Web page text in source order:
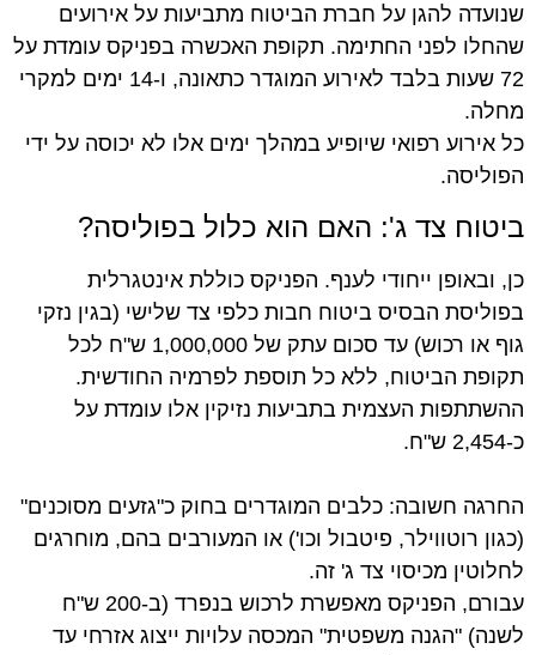
שנועדה להגן על חברת הביטוח מתביעות על אירועים
שהחלו לפני החתימה. תקופת האכשרה בפניקס עומדת על
72 שעות בלבד לאירוע המוגדר כתאונה, ו-14 ימים למקרי
מחלה.
כל אירוע רפואי שיופיע במהלך ימים אלו לא יכוסה על ידי
הפוליסה.
ביטוח צד ג': האם הוא כלול בפוליסה?
כן, ובאופן ייחודי לענף. הפניקס כוללת אינטגרלית
בפוליסת הבסיס ביטוח חבות כלפי צד שלישי (בגין נזקי
גוף או רכוש) עד סכום עתק של 1,000,000 ש"ח לכל
תקופת הביטוח, ללא כל תוספת לפרמיה החודשית.
ההשתתפות העצמית בתביעות נזיקין אלו עומדת על
כ-2,454 ש"ח.
החרגה חשובה: כלבים המוגדרים בחוק כ"גזעים מסוכנים"
(כגון רוטווילר, פיטבול וכו') או המעורבים בהם, מוחרגים
לחלוטין מכיסוי צד ג' זה.
עבורם, הפניקס מאפשרת לרכוש בנפרד (ב-200 ש"ח
לשנה) "הגנה משפטית" המכסה עלויות ייצוג אזרחי עד